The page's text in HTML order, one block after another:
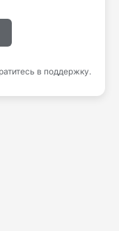
в поддержку.